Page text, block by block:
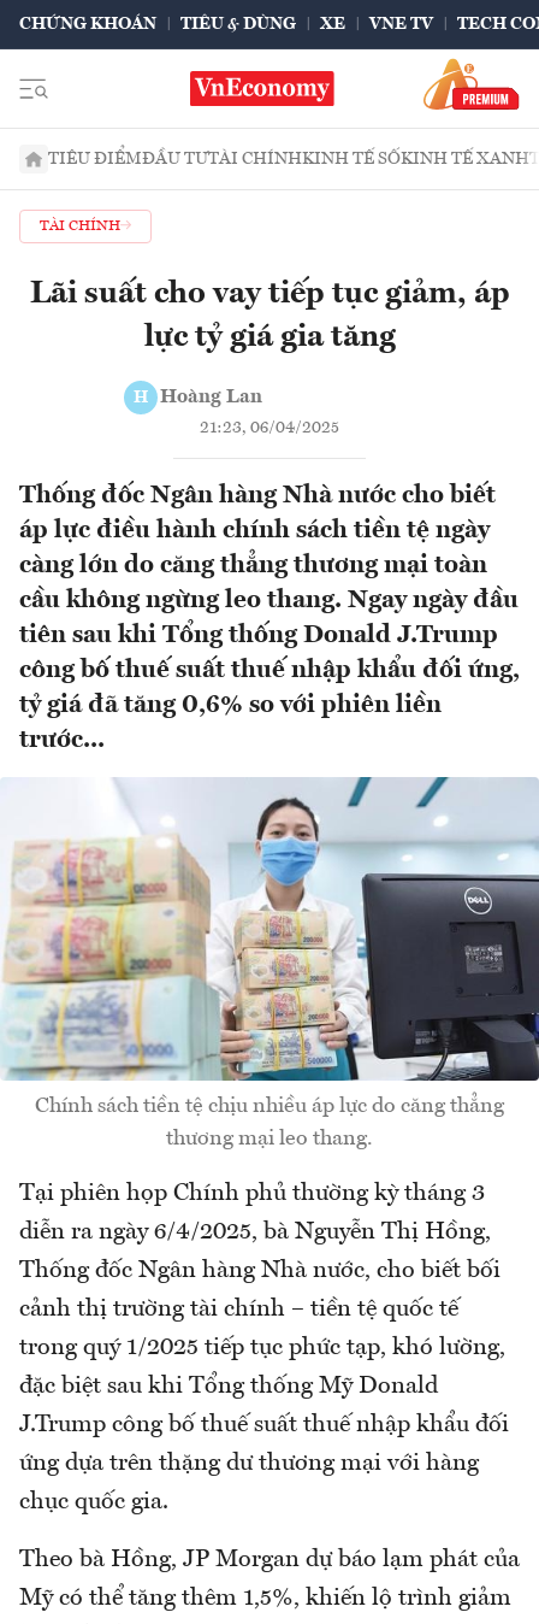
CHỨNG KHOÁN TIÊU & DÙNG XE VNE TV TECH
TIÊU ĐIỂMĐẦU TƯTÀI CHÍNHKINH TẾ SỐKINH TẾ XANH
TÀI CHÍNH
Lãi suất cho vay tiếp tục giảm, áp
lực tỷ giá gia tăng
H Hoàng Lan
21:23, 06/04/2025
Thống đốc Ngân hàng Nhà nước cho biết
áp lực điều hành chính sách tiền tệ ngày
càng lớn do căng thẳng thương mại toàn
cầu không ngừng leo thang. Ngay ngày đầu
tiên sau khi Tổng thống Donald J.Trump
công bố thuế suất thuế nhập khẩu đối ứng,
tỷ giá đã tăng 0,6% so với phiên liền
trước...
Chính sách tiền tệ chịu nhiều áp lực do căng thẳng
thương mại leo thang.
Tại phiên họp Chính phủ thường kỳ tháng 3
diễn ra ngày 6/4/2025, bà Nguyễn Thị Hồng,
Thống đốc Ngân hàng Nhà nước, cho biết bối
cảnh thị trường tài chính – tiền tệ quốc tế
trong quý 1/2025 tiếp tục phức tạp, khó lường,
đặc biệt sau khi Tổng thống Mỹ Donald
J.Trump công bố thuế suất thuế nhập khẩu đối
ứng dựa trên thặng dư thương mại với hàng
chục quốc gia.
Theo bà Hồng, JP Morgan dự báo lạm phát của
Mỹ có thể tăng thêm 1,5%, khiến lộ trình giảm